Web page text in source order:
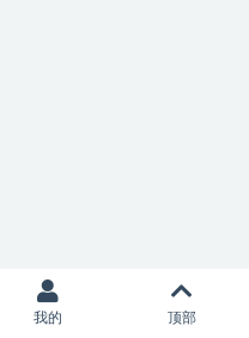
我的 顶部